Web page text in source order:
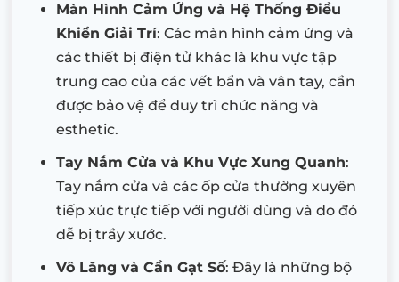
Màn Hình Cảm Ứng và Hệ Thống Điều
Khiển Giải Trí: Các màn hình cảm ứng và
các thiết bị điện tử khác là khu vực tập
trung cao của các vết bẩn và vân tay, cần
được bảo vệ để duy trì chức năng và
esthetic.
Tay Nắm Cửa và Khu Vực Xung Quanh:
Tay nắm cửa và các ốp cửa thường xuyên
tiếp xúc trực tiếp với người dùng và do đó
dễ bị trầy xước.
Vô Lăng và Cần Gạt Số: Đây là những bộ